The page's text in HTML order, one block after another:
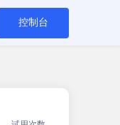
控制台